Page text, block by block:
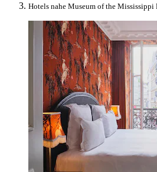
Hotels nahe Museum of the Mississippi